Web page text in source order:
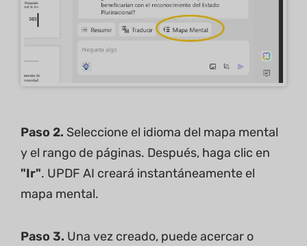
Paso 2. Seleccione el idioma del mapa mental
y el rango de páginas. Después, haga clic en
"Ir". UPDF AI creará instantáneamente el
mapa mental.
Paso 3. Una vez creado, puede acercar o